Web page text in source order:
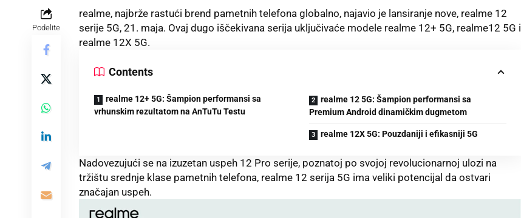
Podelite
realme, najbrže rastući brend pametnih telefona globalno, najavio je lansiranje nove, realme 12
serije 5G, 21. maja. Ovaj dugo iščekivana serija uključivaće modele realme 12+ 5G, realme12 5G i
realme 12X 5G.
Contents
realme 12+ 5G: Šampion performansi sa
vrhunskim rezultatom na AnTuTu Testu
realme 12 5G: Šampion performansi sa
Premium Android dinamičkim dugmetom
realme 12X 5G: Pouzdaniji i efikasniji 5G
Nadovezujući se na izuzetan uspeh 12 Pro serije, poznatoj po svojoj revolucionarnoj ulozi na
tržištu srednje klase pametnih telefona, realme 12 serija 5G ima veliki potencijal da ostvari
značajan uspeh.